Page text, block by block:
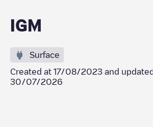
IGM
Surface
Created at 17/08/2023 and
30/07/2026